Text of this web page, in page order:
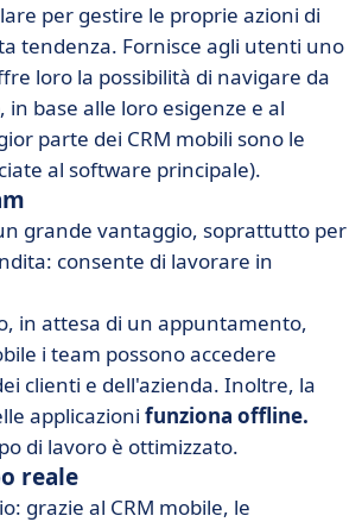
per gestire le proprie azioni di
tendenza. Fornisce agli utenti uno
loro la possibilità di navigare da
in base alle loro esigenze e al
parte dei CRM mobili sono le
al software principale).
grande vantaggio, soprattutto per
consente di lavorare in
in attesa di un appuntamento,
i team possono accedere
clienti e dell'azienda. Inoltre, la
applicazioni funziona offline.
di lavoro è ottimizzato.
reale
grazie al CRM mobile, le